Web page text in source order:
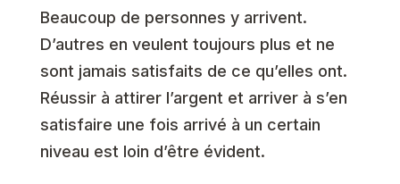
Beaucoup de personnes y arrivent.
D’autres en veulent toujours plus et ne
sont jamais satisfaits de ce qu’elles ont.
Réussir à attirer l’argent et arriver à s’en
satisfaire une fois arrivé à un certain
niveau est loin d’être évident.